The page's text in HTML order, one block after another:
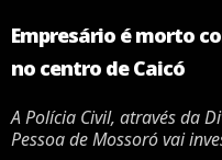
Empresário é morto
no centro de Caicó
A Polícia Civil, através da
Pessoa de Mossoró vai